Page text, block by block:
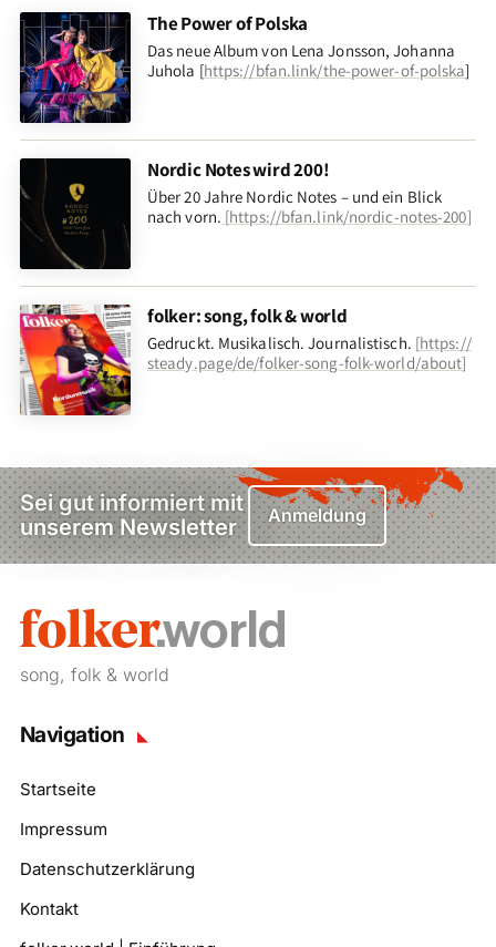
The Power of Polska
Das neue Album von Lena Jonsson, Johanna
Juhola [https://bfan.link/the-power-of-polska]
Nordic Notes wird 200!
Über 20 Jahre Nordic Notes – und ein Blick
nach vorn. [https://bfan.link/nordic-notes-200]
folker: song, folk & world
Gedruckt. Musikalisch. Journalistisch. [https://
steady.page/de/folker-song-folk-world/about]
Sei gut informiert mit
unserem Newsletter
Anmeldung
song, folk & world
Navigation
Startseite
Impressum
Datenschutzerklärung
Kontakt